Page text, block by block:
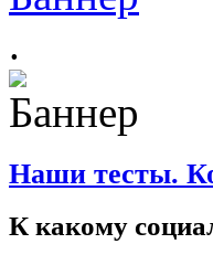
.
Наши тесты.
К какому